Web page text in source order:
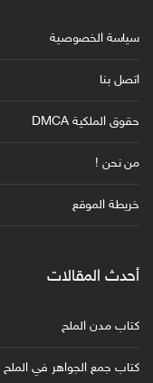
سياسة الخصوصية
اتصل بنا
حقوق الملكية DMCA
من نحن !
خريطة الموقع
أحدث المقالات
كتاب مدن الملح
كتاب جمع الجواهر في الملح